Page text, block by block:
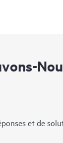
et de